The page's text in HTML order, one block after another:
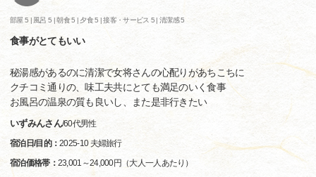
部屋 5 | 風呂 5 |朝食 5 | 夕食 5 |接客・サービス 5 |清潔感 5
食事がとてもいい
秘湯感があるのに清潔で女将さんの心配りがあちこちに
クチコミ通りの、味工夫共にとても満足のいく食事
お風呂の温泉の質も良いし、また是非行きたい
いずみんさん/60代男性
宿泊日/目的：2025-10 夫婦旅行
宿泊価格帯： 23,001～24,000円（大人一人あたり）